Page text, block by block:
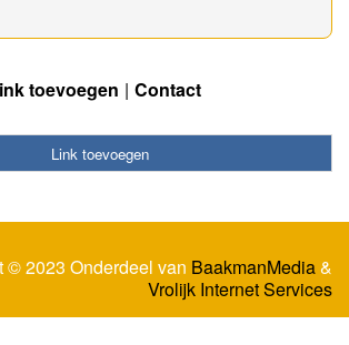
toevoegen Contact
Link toevoegen
© 2023 Onderdeel van BaakmanMedia&
Vrolijk Internet Services